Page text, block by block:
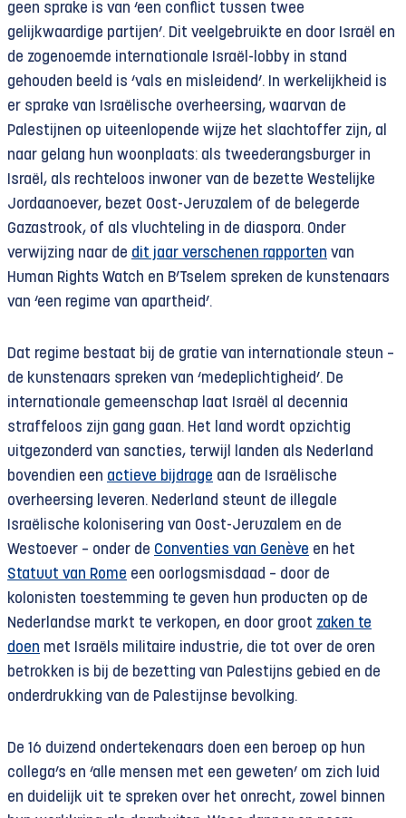
geen sprake is van ‘een conflict tussen twee
gelijkwaardige partijen’. Dit veelgebruikte en door Israël en
de zogenoemde internationale Israël-lobby in stand
gehouden beeld is ‘vals en misleidend’. In werkelijkheid is
er sprake van Israëlische overheersing, waarvan de
Palestijnen op uiteenlopende wijze het slachtoffer zijn, al
naar gelang hun woonplaats: als tweederangsburger in
Israël, als rechteloos inwoner van de bezette Westelijke
Jordaanoever, bezet Oost-Jeruzalem of de belegerde
Gazastrook, of als vluchteling in de diaspora. Onder
verwijzing naar de dit jaar verschenen rapporten van
Human Rights Watch en B’Tselem spreken de kunstenaars
van ‘een regime van apartheid’.
Dat regime bestaat bij de gratie van internationale steun –
de kunstenaars spreken van ‘medeplichtigheid’. De
internationale gemeenschap laat Israël al decennia
straffeloos zijn gang gaan. Het land wordt opzichtig
uitgezonderd van sancties, terwijl landen als Nederland
bovendien een actieve bijdrage aan de Israëlische
overheersing leveren. Nederland steunt de illegale
Israëlische kolonisering van Oost-Jeruzalem en de
Westoever – onder de Conventies van Genève en het
Statuut van Rome een oorlogsmisdaad – door de
kolonisten toestemming te geven hun producten op de
Nederlandse markt te verkopen, en door groot zaken te
doen met Israëls militaire industrie, die tot over de oren
betrokken is bij de bezetting van Palestijns gebied en de
onderdrukking van de Palestijnse bevolking.
De 16 duizend ondertekenaars doen een beroep op hun
collega’s en ‘alle mensen met een geweten’ om zich luid
en duidelijk uit te spreken over het onrecht, zowel binnen